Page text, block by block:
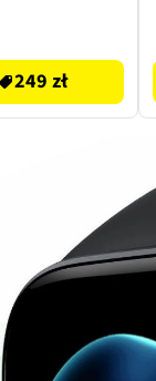
249 zł